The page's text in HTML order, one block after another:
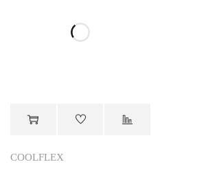
COOLFLEX
Orçamento